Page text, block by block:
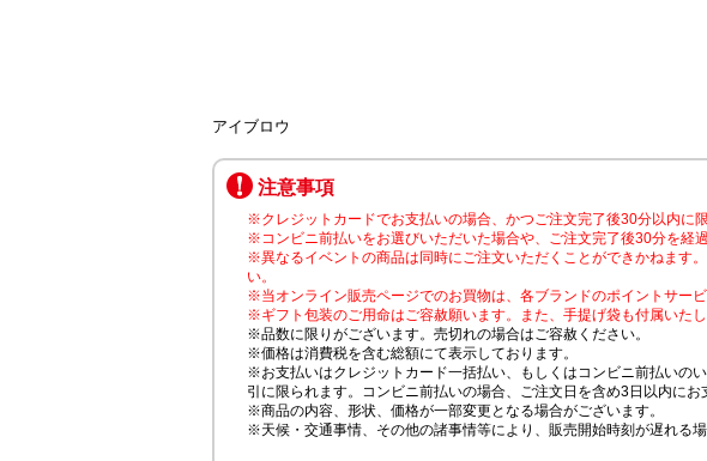
アイブロウ
注意事項
※クレジットカードでお支払いの場合、かつご注文完了後30分以内に
※コンビニ前払いをお選びいただいた場合や、ご注文完了後30分を経
※異なるイベントの商品は同時にご注文いただくことができかねます
い。
※当オンライン販売ページでのお買物は、各ブランドのポイントサー
※ギフト包装のご用命はご容赦願います。また、手提げ袋も付属いたし
※品数に限りがございます。売切れの場合はご容赦ください。
※価格は消費税を含む総額にて表示しております。
※お支払いはクレジットカード一括払い、もしくはコンビニ前払いの
引に限られます。コンビニ前払いの場合、ご注文日を含め3日以内にお
※商品の内容、形状、価格が一部変更となる場合がございます。
※天候・交通事情、その他の諸事情等により、販売開始時刻が遅れる